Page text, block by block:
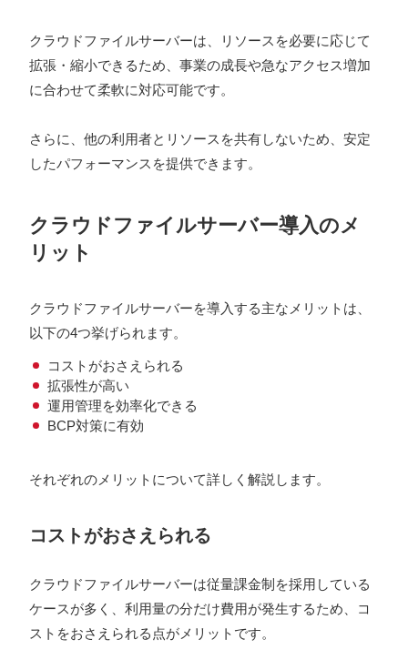
クラウドファイルサーバーは、リソースを必要に応じて
拡張・縮小できるため、事業の成長や急なアクセス増加
に合わせて柔軟に対応可能です。
さらに、他の利用者とリソースを共有しないため、安定
したパフォーマンスを提供できます。
クラウドファイルサーバー導入のメ
リット
クラウドファイルサーバーを導入する主なメリットは、
以下の4つ挙げられます。
コストがおさえられる
拡張性が高い
運用管理を効率化できる
BCP対策に有効
それぞれのメリットについて詳しく解説します。
コストがおさえられる
クラウドファイルサーバーは従量課金制を採用している
ケースが多く、利用量の分だけ費用が発生するため、コ
ストをおさえられる点がメリットです。